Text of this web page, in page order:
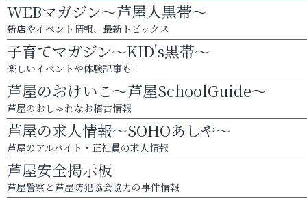
WEBマガジン～芦屋人黒帯～
新店やイベント情報、最新トピックス
子育てマガジン～KID's黒帯～
楽しいイベントや体験記事も！
芦屋のおけいこ～芦屋SchoolGuide～
芦屋のおしゃれなお稽古情報
芦屋の求人情報～SOHOあしや～
芦屋のアルバイト・正社員の求人情報
芦屋安全掲示板
芦屋警察と芦屋防犯協会協力の事件情報